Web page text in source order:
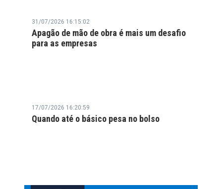
31/07/2026 16:15:02
Apagão de mão de obra é mais um desafio
para as empresas
17/07/2026 16:20:59
Quando até o básico pesa no bolso